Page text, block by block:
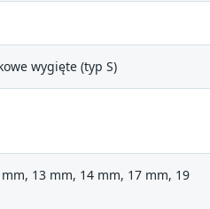
wygięte (typ S)
13 mm, 14 mm, 17 mm, 19